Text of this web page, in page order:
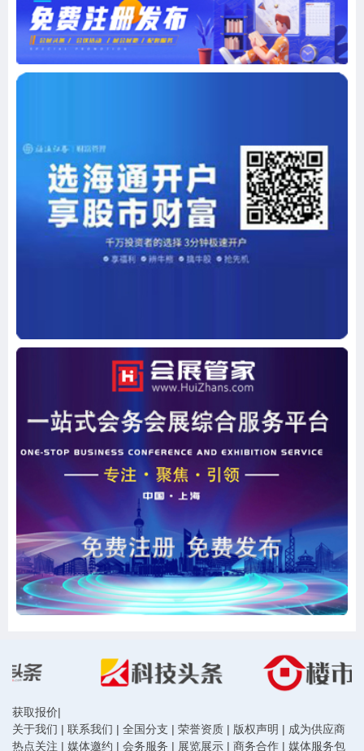
获取报价|
关于我们 | 联系我们 | 全国分支 | 荣誉资质 | 版权声明 | 成为供应商
热点关注 | 媒体邀约 | 会务服务 | 展览展示 | 商务合作 | 媒体服务包